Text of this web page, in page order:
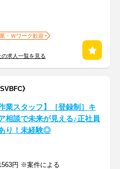
・Ｗワーク歓迎
求人一覧を見る
》
業スタッフ】［登録制］キ
相談で未来が見える♪正社員
り！未経験◎
円 ※案件による